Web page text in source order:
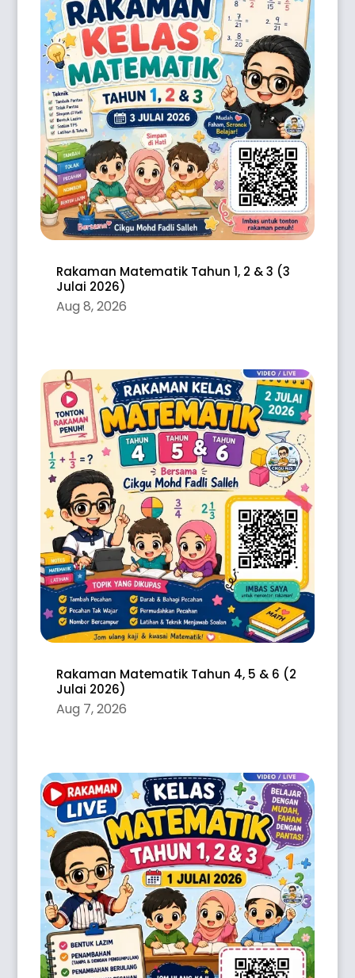
Rakaman Matematik Tahun 1, 2 & 3 (3
Julai 2026)
Aug 8, 2026
Rakaman Matematik Tahun 4, 5 & 6 (2
Julai 2026)
Aug 7, 2026